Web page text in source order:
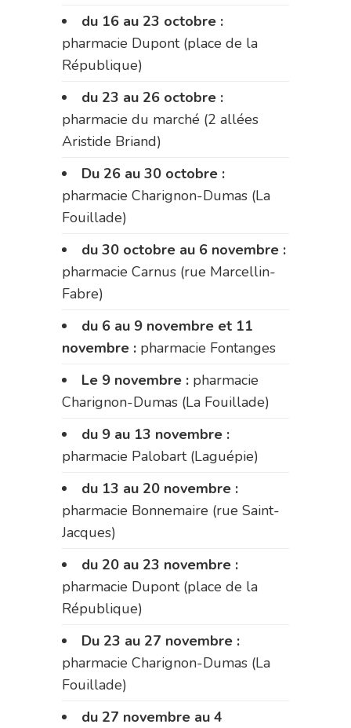
du 16 au 23 octobre :
pharmacie Dupont (place de la
République)
du 23 au 26 octobre :
pharmacie du marché (2 allées
Aristide Briand)
Du 26 au 30 octobre :
pharmacie Charignon-Dumas (La
Fouillade)
du 30 octobre au 6 novembre :
pharmacie Carnus (rue Marcellin-
Fabre)
du 6 au 9 novembre et 11
novembre : pharmacie Fontanges
Le 9 novembre : pharmacie
Charignon-Dumas (La Fouillade)
du 9 au 13 novembre :
pharmacie Palobart (Laguépie)
du 13 au 20 novembre :
pharmacie Bonnemaire (rue Saint-
Jacques)
du 20 au 23 novembre :
pharmacie Dupont (place de la
République)
Du 23 au 27 novembre :
pharmacie Charignon-Dumas (La
Fouillade)
du 27 novembre au 4